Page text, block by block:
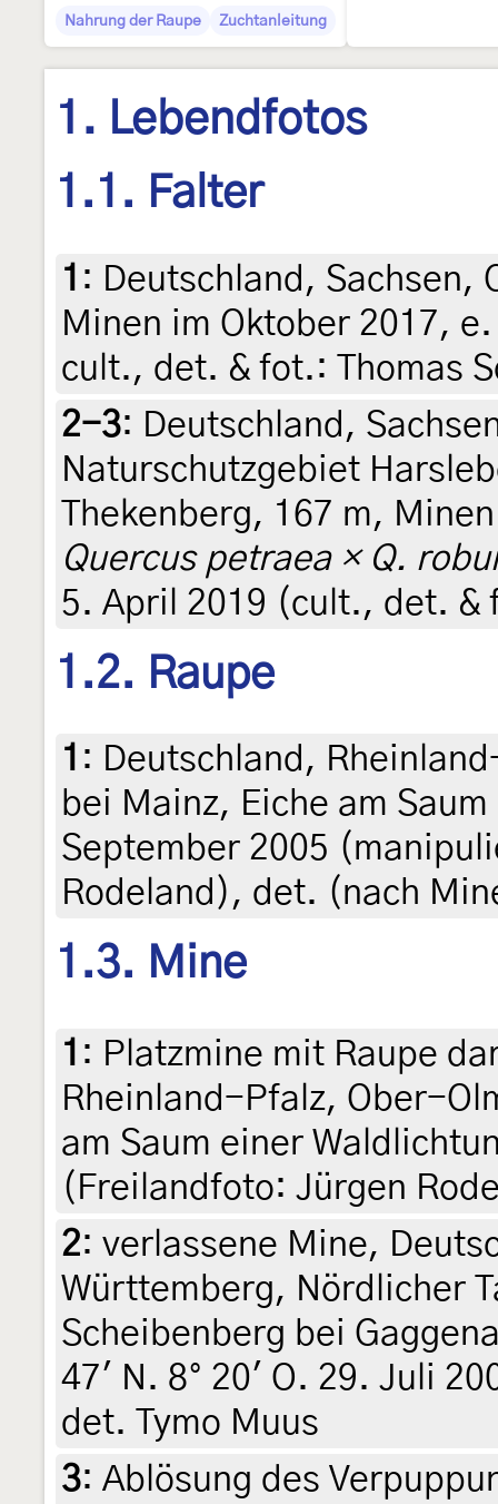
Nahrung der Raupe Zuchtanleitung
1. Lebendfotos
1.1. Falter
1 : Deutschland, Sachsen,
Minen im Oktober 2017,
cult., det. & fot.: Thomas
2-3: Deutschland,
Naturschutzgebiet
Thekenberg, 167 m,
Quercus petraea × Q.
5. April 2019 (cult., det. &
1.2. Raupe
1 : Deutschland,
bei Mainz, Eiche am
September 2005
Rodeland), det. (nach
1.3. Mine
1 : Platzmine mit Raupe
Rheinland-Pfalz, Ober-
am Saum einer
(Freilandfoto: Jürgen
2: verlassene Mine,
Württemberg, Nördlicher
Scheibenberg bei
47' N. 8° 20' O. 29. Juli
det. Tymo Muus
3: Ablösung des